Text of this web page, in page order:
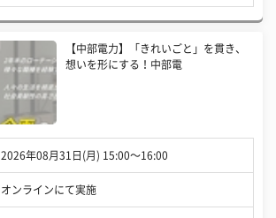
【中部電力】「きれいごと」を貫き、
想いを形にする！中部電
2026年08月31日(月) 15:00〜16:00
オンラインにて実施